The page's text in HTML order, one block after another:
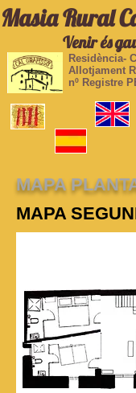
Masia Rural
Venir és
Residència-
Allotjament
nº Registre
MAPA
MAPA